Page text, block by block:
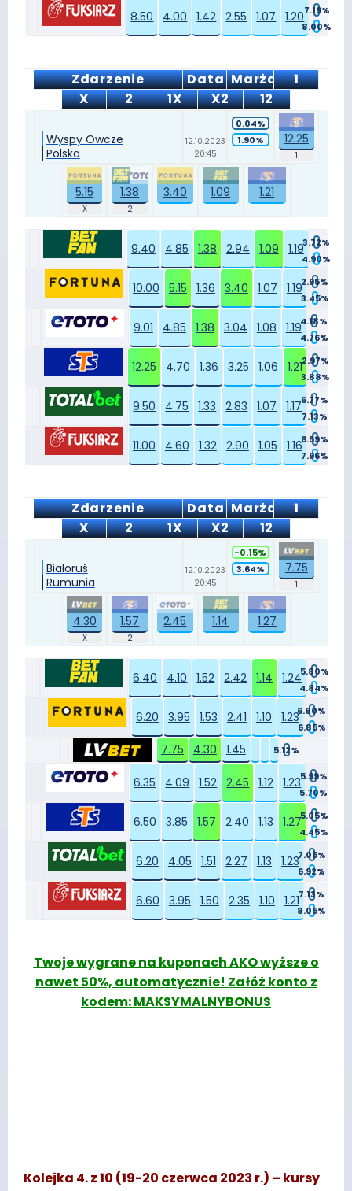
8.50 4.00 1.42 2.55 1.07 1.207.19%
8.00%
Zdarzenie Data
1
X
2 1X X2 12
Marża
Wyspy Owcze
Polska
12.10.2023
20:45
12.25
5.15 1.38 3.40 1.09 1.21
0.04%
1.90%
9.40 4.85 1.38 2.94 1.09 1.193.72%
4.90%
10.00 5.15 1.36 3.40 1.07 1.192.95%
3.45%
9.01 4.85 1.38 3.04 1.08 1.194.18%
4.76%
12.25 4.70 1.36 3.25 1.06 1.212.97%
3.88%
9.50 4.75 1.33 2.83 1.07 1.176.77%
7.13%
11.00 4.60 1.32 2.90 1.05 1.166.59%
7.96%
Zdarzenie Data
1
X
2 1X X2 12
Marża
Białoruś
Rumunia
12.10.2023
20:45
7.75
4.30 1.57 2.45 1.14 1.27
-0.15%
3.64%
6.40 4.10 1.52 2.42 1.14 1.245.80%
4.84%
6.20 3.95 1.53 2.41 1.10 1.236.80%
6.85%
7.75 4.30 1.45 5.12%
6.35 4.09 1.52 2.45 1.12 1.235.99%
5.70%
6.50 3.85 1.57 2.40 1.13 1.275.05%
4.45%
6.20 4.05 1.51 2.27 1.13 1.237.05%
6.92%
6.60 3.95 1.50 2.35 1.10 1.217.13%
8.05%
Twoje wygrane na kuponach AKO wyższe o
nawet 50%, automatycznie! Załóż konto z
kodem: MAKSYMALNYBONUS
Kolejka 4. z 10 (19-20 czerwca 2023 r.) – kursy